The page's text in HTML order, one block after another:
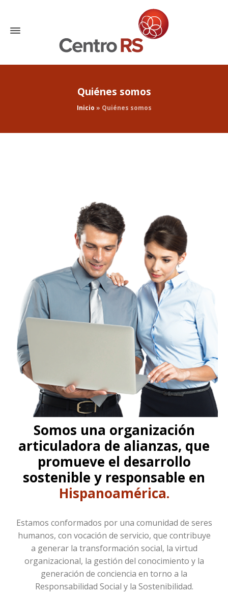
Quiénes somos
Inicio » Quiénes somos
Somos una organización
articuladora de alianzas, que
promueve el desarrollo
sostenible y responsable en
Hispanoamérica.
Estamos conformados por una comunidad de seres
humanos, con vocación de servicio, que contribuye
a generar la transformación social, la virtud
organizacional, la gestión del conocimiento y la
generación de conciencia en torno a la
Responsabilidad Social y la Sostenibilidad.